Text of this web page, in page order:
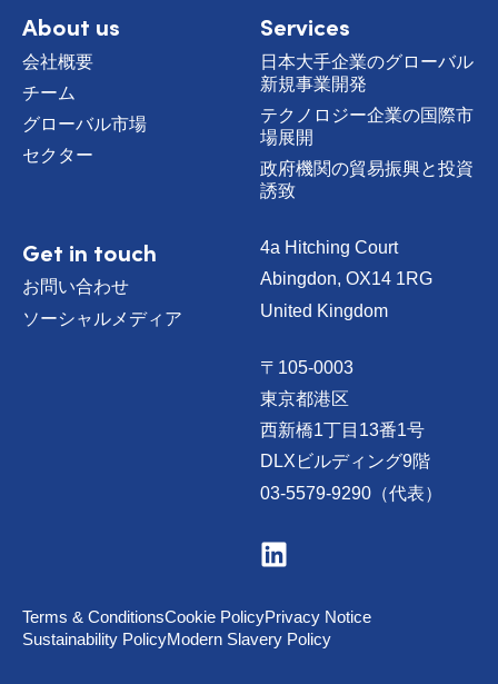
About us
会社概要
チーム
グローバル市場
セクター
Services
日本大手企業のグローバル
新規事業開発
テクノロジー企業の国際市
場展開
政府機関の貿易振興と投資
誘致
Get in touch
お問い合わせ
ソーシャルメディア
4a Hitching Court
Abingdon, OX14 1RG
United Kingdom
〒105-0003
東京都港区
西新橋1丁目13番1号
DLXビルディング9階
03-5579-9290（代表）
V
i
t
u
Terms & ConditionsCookie PolicyPrivacy Notice
Sustainability PolicyModern Slavery Policy